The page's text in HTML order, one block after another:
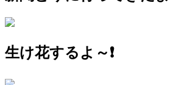
生け花するよ～❗